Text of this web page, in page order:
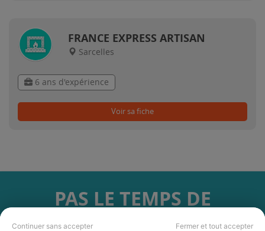
Continuer sans accepter Fermer et tout accepter
FRANCE EXPRESS ARTISAN
Sarcelles
6 ans d'expérience
Voir sa fiche
PAS LE TEMPS DE
CHERCHER ?